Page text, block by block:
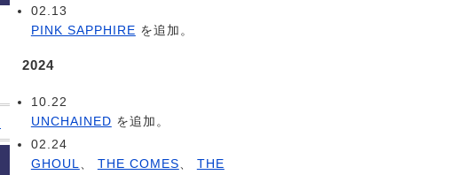
02.13
PINK SAPPHIRE を追加。
2024
10.22
UNCHAINED を追加。
02.24
GHOUL
THE COMES
THE